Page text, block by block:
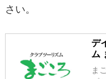
さい。
デ
ム
ま